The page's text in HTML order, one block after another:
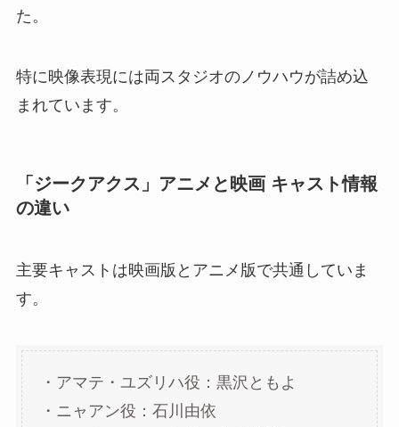
た。
特に映像表現には両スタジオのノウハウが詰め込
まれています。
「ジークアクス」アニメと映画 キャスト情報
の違い
主要キャストは映画版とアニメ版で共通していま
す。
・アマテ・ユズリハ役：黒沢ともよ
・ニャアン役：石川由依